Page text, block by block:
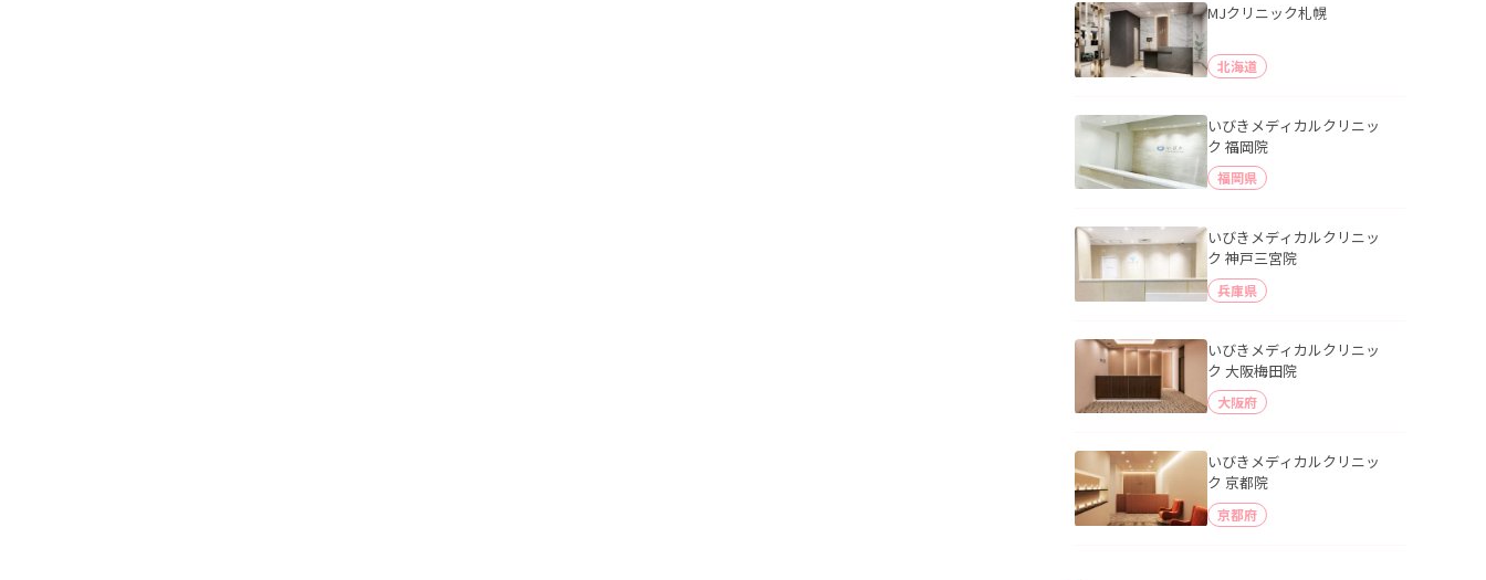
MJクリニック札幌
北海道
いびきメディカルクリニッ
ク 福岡院
福岡県
いびきメディカルクリニッ
ク 神戸三宮院
兵庫県
いびきメディカルクリニッ
ク 大阪梅田院
大阪府
いびきメディカルクリニッ
ク 京都院
京都府